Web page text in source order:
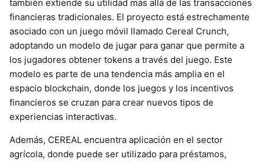
también extiende su utilidad más allá de las transacciones
financieras tradicionales. El proyecto está estrechamente
asociado con un juego móvil llamado Cereal Crunch,
adoptando un modelo de jugar para ganar que permite a
los jugadores obtener tokens a través del juego. Este
modelo es parte de una tendencia más amplia en el
espacio blockchain, donde los juegos y los incentivos
financieros se cruzan para crear nuevos tipos de
experiencias interactivas.
Además, CEREAL encuentra aplicación en el sector
agrícola, donde puede ser utilizado para préstamos,